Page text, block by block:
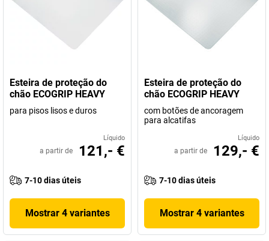
Esteira de proteção do
chão ECOGRIP HEAVY
para pisos lisos e duros
Líquido
a partir de 121,- €
7-10 dias úteis
Mostrar 4 variantes
Esteira de proteção do
chão ECOGRIP HEAVY
com botões de ancoragem
para alcatifas
Líquido
a partir de 129,- €
7-10 dias úteis
Mostrar 4 variantes